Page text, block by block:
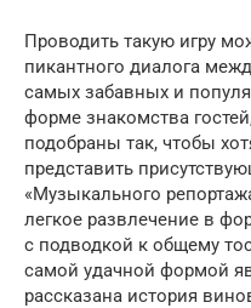
Проводить такую игру
пикантного диалога
самых забавных и
форме знакомства
подобраны так, чтобы
представить
«Музыкального
легкое развлечение в
с подводкой к общему
самой удачной формой
рассказана история